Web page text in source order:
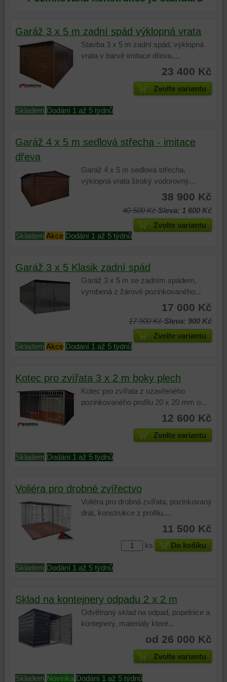
Garáž 3 x 5 m zadní spád výklopná vrata
Stavba 3 x 5 m zadní spád, výklopná
vrata v barvě imitace dřeva....
23 400 Kč
Zvolte variantu
Skladem Dodání 1 až 5 týdnů
Garáž 4 x 5 m sedlová střecha - imitace
dřeva
Garáž 4 x 5 m sedlová střecha,
výklopná vrata široký vodorovný...
38 900 Kč
40 500 KčSleva: 1 600 Kč
Zvolte variantu
Skladem Akce Dodání 1 až 5 týdnů
Garáž 3 x 5 Klasik zadní spád
Garáž 3 x 5 m se zadním spádem,
vyrobená z žárově pozinkovaného...
17 000 Kč
17 900 KčSleva: 900 Kč
Zvolte variantu
Skladem Akce Dodání 1 až 5 týdnů
Kotec pro zvířata 3 x 2 m boky plech
Kotec pro zvířata z uzavřeného
pozinkovaného profilu 20 x 20 mm o...
12 600 Kč
Zvolte variantu
Skladem Dodání 1 až 5 týdnů
Voliéra pro drobné zvířectvo
Voliéra pro drobná zvířata, pozinkovaný
drát, konstrukce z profilu,...
11 500 Kč
ks Do košíku
Skladem Dodání 1 až 5 týdnů
Sklad na kontejnery odpadu 2 x 2 m
Odvětraný sklad na odpad, popelnice a
kontejnery, materiály které...
od 26 000 Kč
Zvolte variantu
Skladem Novinka Dodání 1 až 5 týdnů
nebo
bez
přihlášení,
používat
skripty
a/nebo
třetích
atd.
procházení
našich
webových
stránek,
analýze
nebo
kterými
jste
interagovali
nebo
je
používali,
konverzních
podobně.
které
jste
navštívili
tomto
webu
na
stránkách.